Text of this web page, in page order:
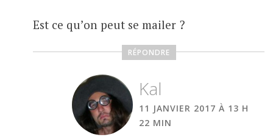
Est ce qu’on peut se mailer ?
RÉPONDRE
Kal
11 JANVIER 2017 À 13 H
22 MIN